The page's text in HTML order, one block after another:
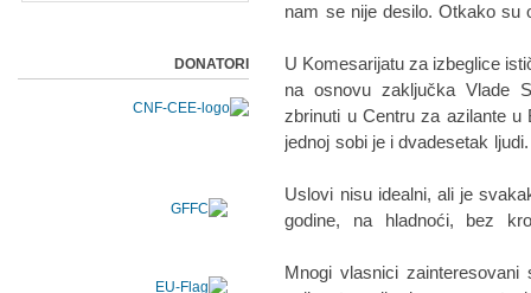
nam se nije desilo. Otkako su
U Komesarijatu za izbeglice
na osnovu zaključka Vlade
zbrinuti u Centru za azilante u
jednoj sobi je i dvadesetak
- Uslovi nisu idealni, ali je
godine, na hladnoći, bez
- Mnogi vlasnici
DONATORI